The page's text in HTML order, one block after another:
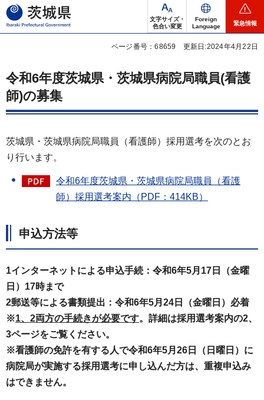
茨城県
文字サイズ・
色合い変更
Foreign
Language
緊急情報
ページ番号：68659 更新日:2024年4月22日
令和6年度茨城県・茨城県病院局職員(看護
師)の募集
茨城県・茨城県病院局職員（看護師）採用選考を次のとお
り行います。
令和6年度茨城県・茨城県病院局職員（看護
師）採用選考案内（PDF：414KB）
申込方法等
1インターネットによる申込手続：令和6年5月17日（金曜
日）17時まで
2郵送等による書類提出：令和6年5月24日（金曜日）必着
※1、2両方の手続きが必要です。詳細は採用選考案内の2、
3ページをご覧ください。
※看護師の免許を有する人で令和6年5月26日（日曜日）に
病院局が実施する採用選考に申し込んだ方は、重複申込み
はできません。